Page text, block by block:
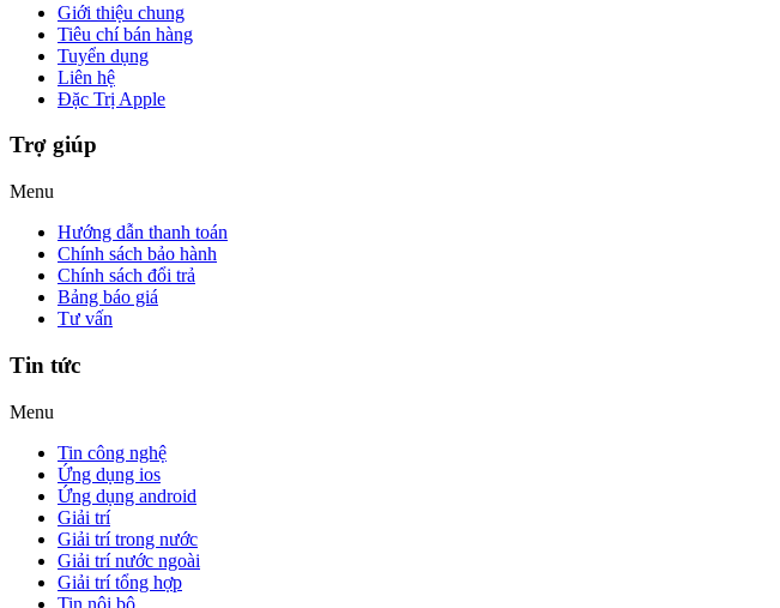
Giới thiệu chung
Tiêu chí bán hàng
Tuyển dụng
Liên hệ
Đặc Trị Apple
Trợ giúp
Menu
Hướng dẫn thanh toán
Chính sách bảo hành
Chính sách đổi trả
Bảng báo giá
Tư vấn
Tin tức
Menu
Tin công nghệ
Ứng dụng ios
Ứng dụng android
Giải trí
Giải trí trong nước
Giải trí nước ngoài
Giải trí tổng hợp
Tin nội bộ